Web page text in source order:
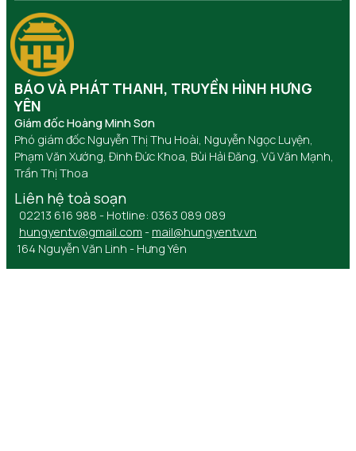
BÁO VÀ PHÁT THANH, TRUYỀN HÌNH HƯNG
YÊN
Giám đốc Hoàng Minh Sơn
Phó giám đốc Nguyễn Thị Thu Hoài, Nguyễn Ngọc Luyện,
Phạm Văn Xướng, Đinh Đức Khoa, Bùi Hải Đăng, Vũ Văn Mạnh,
Trần Thị Thoa
Liên hệ toà soạn
02213 616 988 - Hotline: 0363 089 089
hungyentv@gmail.com - mail@hungyentv.vn
164 Nguyễn Văn Linh - Hưng Yên